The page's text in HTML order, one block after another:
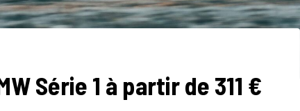
Série 1 à partir de 311 €